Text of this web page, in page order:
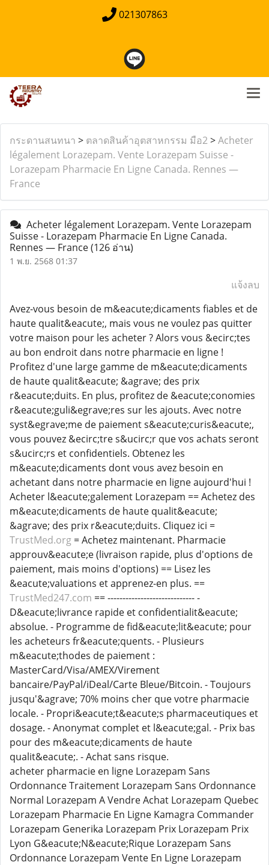
021307863
กระดานสนทนา > ตลาดสินค้าอุตสาหกรรม มือ2>Acheter
légalement Lorazepam. Vente Lorazepam Suisse -
Lorazepam Pharmacie En Ligne Canada. Rennes —
France
Acheter légalement Lorazepam. Vente Lorazepam
Suisse - Lorazepam Pharmacie En Ligne Canada.
Rennes — France(126 อ่าน)
1 พ.ย. 2568 01:37
แจ้งลบ
Avez-vous besoin de m&eacute;dicaments fiables et de
haute qualit&eacute;, mais vous ne voulez pas quitter
votre maison pour les acheter ? Alors vous &ecirc;tes
au bon endroit dans notre pharmacie en ligne !
Profitez d'une large gamme de m&eacute;dicaments
de haute qualit&eacute; &agrave; des prix
r&eacute;duits. En plus, profitez de &eacute;conomies
r&eacute;guli&egrave;res sur les ajouts. Avec notre
syst&egrave;me de paiement s&eacute;curis&eacute;,
vous pouvez &ecirc;tre s&ucirc;r que vos achats seront
s&ucirc;rs et confidentiels. Obtenez les
m&eacute;dicaments dont vous avez besoin en
achetant dans notre pharmacie en ligne aujourd'hui !
Acheter l&eacute;galement Lorazepam == Achetez des
m&eacute;dicaments de haute qualit&eacute;
&agrave; des prix r&eacute;duits. Cliquez ici =
TrustMed.org = Achetez maintenant. Pharmacie
approuv&eacute;e (livraison rapide, plus d'options de
paiement, mais moins d'options) == Lisez les
&eacute;valuations et apprenez-en plus. ==
TrustMed247.com == ----------------------------- -
D&eacute;livrance rapide et confidentialit&eacute;
absolue. - Programme de fid&eacute;lit&eacute; pour
les acheteurs fr&eacute;quents. - Plusieurs
m&eacute;thodes de paiement :
MasterCard/Visa/AMEX/Virement
bancaire/PayPal/iDeal/Carte Bleue/Bitcoin. - Toujours
jusqu'&agrave; 70% moins cher que votre pharmacie
locale. - Propri&eacute;t&eacute;s pharmaceutiques et
dosage. - Anonymat complet et l&eacute;gal. - Prix bas
pour des m&eacute;dicaments de haute
qualit&eacute;. - Achat sans risque.
acheter pharmacie en ligne Lorazepam Sans
Ordonnance Traitement Lorazepam Sans Ordonnance
Normal Lorazepam A Vendre Achat Lorazepam Quebec
Lorazepam Pharmacie En Ligne Kamagra Commander
Lorazepam Generika Lorazepam Prix Lorazepam Prix
Lyon G&eacute;N&eacute;Rique Lorazepam Sans
Ordonnance Lorazepam Vente En Ligne Lorazepam